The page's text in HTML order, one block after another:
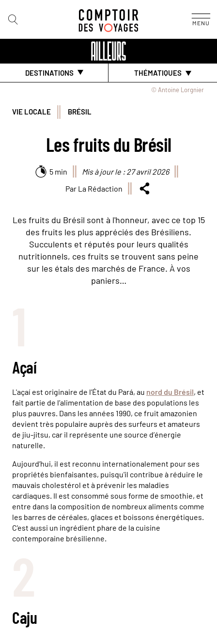
MENU
DESTINATIONS THÉMATIQUES
© Antoine Lorgnier
VIE LOCALE BRÉSIL
Les fruits du Brésil
5 min
Mis à jour le : 27 avril 2026
Par La Rédaction
Les fruits du Brésil sont à l'honneur, avec ce top 15
des fruits les plus appréciés des Brésiliens.
Succulents et réputés pour leurs qualités
nutritionnels, ces fruits se trouvent sans peine
sur les étals des marchés de France. À vos
paniers…
Açaí
L'açaí est originaire de l’État du Pará, au nord du Brésil, et
fait partie de l’alimentation de base des populations les
plus pauvres. Dans les années 1990, ce fruit amazonien
devient très populaire auprès des surfeurs et amateurs
de jiu-jitsu, car il représente une source d’énergie
naturelle.
Aujourd’hui, il est reconnu internationalement pour ses
propriétés bienfaisantes, puisqu'il contribue à réduire le
mauvais cholestérol et à prévenir les maladies
cardiaques. Il est consommé sous forme de smoothie, et
entre dans la composition de nombreux aliments comme
les barres de céréales, glaces et boissons énergétiques.
C'est aussi un ingrédient phare de la cuisine
contemporaine brésilienne.
Caju